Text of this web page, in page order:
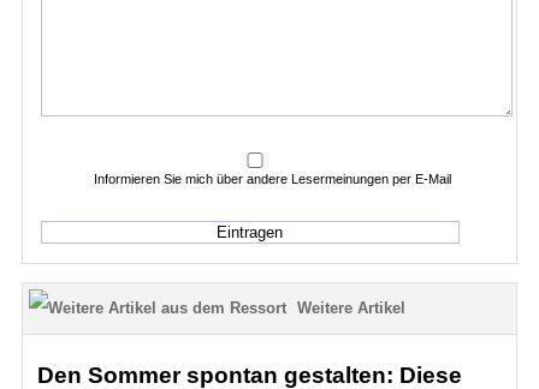
Informieren Sie mich über andere Lesermeinungen per E-Mail
Weitere Artikel
Den Sommer spontan gestalten: Diese